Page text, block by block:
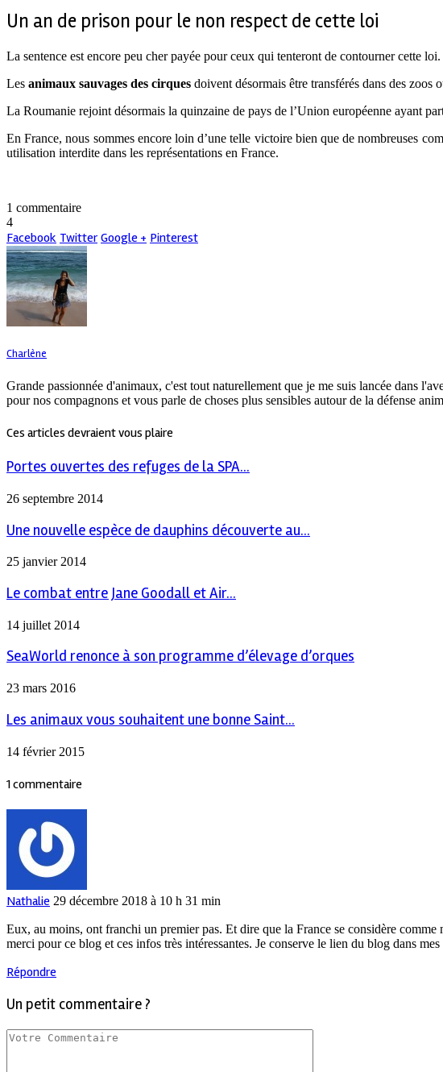
Un an de prison pour le non respect de cette loi
La sentence est encore peu cher payée pour ceux qui tenteront de contourner cette
Les animaux sauvages des cirques doivent désormais être transférés dans des
La Roumanie rejoint désormais la quinzaine de pays de l’Union européenne ayant
En France, nous sommes encore loin d’une telle victoire bien que de nombreuses
utilisation interdite dans les représentations en France.
1 commentaire
4
Facebook Twitter Google + Pinterest
Charlène
Grande passionnée d'animaux, c'est tout naturellement que je me suis lancée dans
pour nos compagnons et vous parle de choses plus sensibles autour de la défense
Ces articles devraient vous plaire
Portes ouvertes des refuges de la SPA...
26 septembre 2014
Une nouvelle espèce de dauphins découverte au...
25 janvier 2014
Le combat entre Jane Goodall et Air...
14 juillet 2014
SeaWorld renonce à son programme d’élevage d’orques
23 mars 2016
Les animaux vous souhaitent une bonne Saint...
14 février 2015
1 commentaire
Nathalie 29 décembre 2018 à 10 h 31 min
Eux, au moins, ont franchi un premier pas. Et dire que la France se considère
merci pour ce blog et ces infos très intéressantes. Je conserve le lien du blog dans
Répondre
Un petit commentaire ?